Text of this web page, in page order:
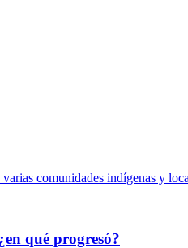
qué progresó?